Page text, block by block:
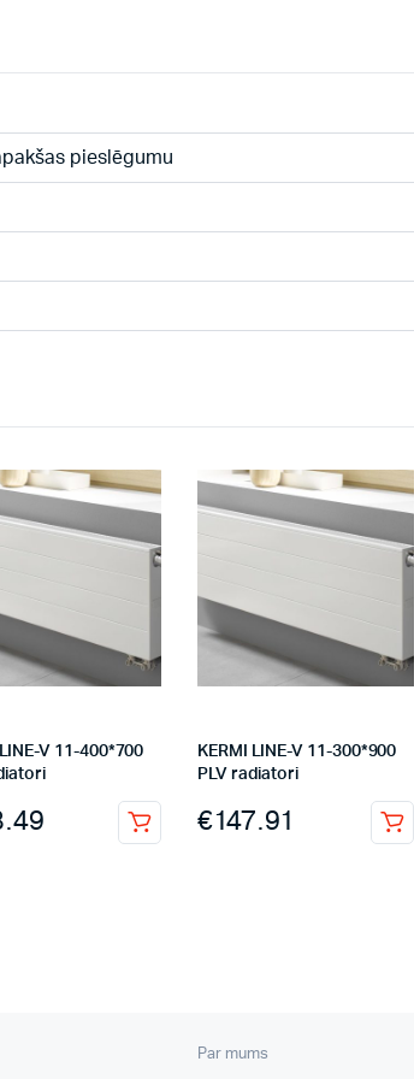
pieslēgumu
V 11-400*700
KERMI LINE-V 11-300*900
PLV radiatori
€147.91
Par mums